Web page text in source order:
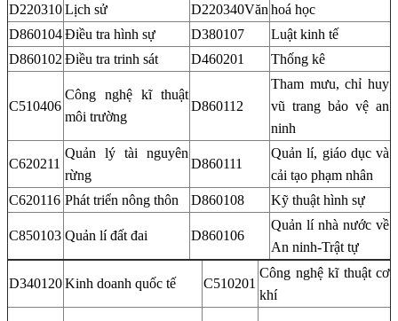
D220310Lịch sử D220340Văn hoá học
D860104Điều tra hình sự D380107
Luật kinh tế
D860102 Điều tra trinh sát D460201 Thống kê
C510406
Công nghệ kĩ thuật
môi trường
D860112
Tham mưu, chỉ huy
vũ trang bảo vệ an
ninh
C620211
Quản lý tài nguyên
rừng
D860111
Quản lí, giáo dục và
cải tạo phạm nhân
C620116 Phát triển nông thôn D860108 Kỹ thuật hình sự
C850103 Quản lí đất đai D860106
Quản lí nhà nước về
An ninh-Trật tự
D340120Kinh doanh quốc tế C510201
Công nghệ kĩ thuật cơ
khí